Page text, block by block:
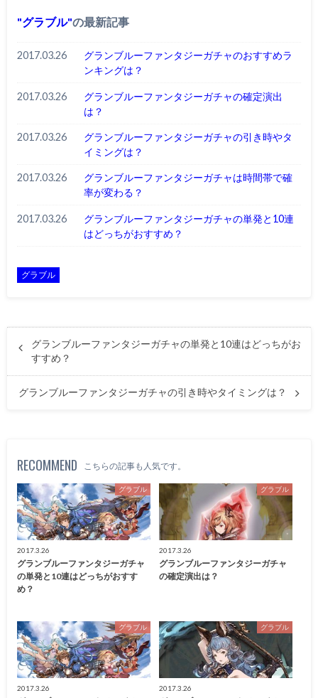
グラブル の最新記事
2017.03.26
グランブルーファンタジーガチャのおすすめラ
ンキングは？
2017.03.26
グランブルーファンタジーガチャの確定演出
は？
2017.03.26
グランブルーファンタジーガチャの引き時やタ
イミングは？
2017.03.26
グランブルーファンタジーガチャは時間帯で確
率が変わる？
2017.03.26
グランブルーファンタジーガチャの単発と10連
はどっちがおすすめ？
グラブル
グランブルーファンタジーガチャの単発と10連はどっちがお
すすめ？
グランブルーファンタジーガチャの引き時やタイミングは？
RECOMMEND こちらの記事も人気です。
グラブル
2017.3.26
グランブルーファンタジーガチャ
の単発と10連はどっちがおすす
め？
グラブル
2017.3.26
グランブルーファンタジーガチャ
の確定演出は？
グラブル
2017.3.26
グラブル
2017.3.26